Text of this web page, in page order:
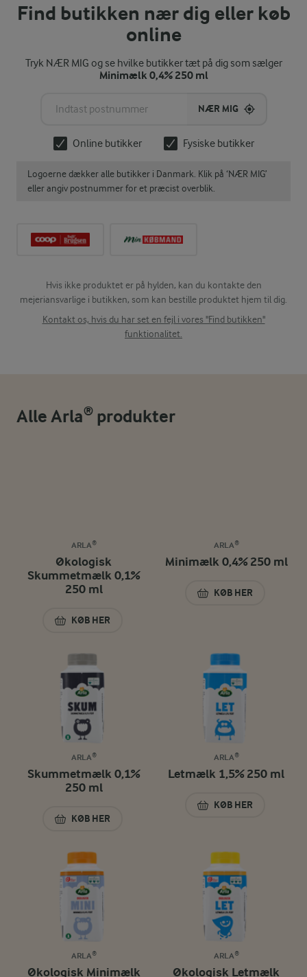
Find butikken nær dig eller køb
online
Tryk NÆR MIG og se hvilke butikker tæt på dig som sælger
Minimælk 0,4% 250 ml
NÆR MIG
Online butikker Fysiske butikker
Logoerne dækker alle butikker i Danmark. Klik på ‘NÆR MIG’
eller angiv postnummer for et præcist overblik.
Hvis ikke produktet er på hylden, kan du kontakte den
mejeriansvarlige i butikken, som kan bestille produktet hjem til dig.
Kontakt os, hvis du har set en fejl i vores "Find butikken"
funktionalitet.
Alle Arla® produkter
ARLA®
Økologisk
Skummetmælk 0,1%
250 ml
KØB HER
ØKOLOGISK SKUMMETMÆLK 0,1% 250 ML
ARLA®
Minimælk 0,4% 250 ml
KØB HER
MINIMÆLK 0,4%
ARLA®
Skummetmælk 0,1%
250 ml
KØB HER
SKUMMETMÆLK 0,1% 250 ML
ARLA®
Letmælk 1,5% 250 ml
KØB HER
LETMÆLK 1,5%
ARLA®
Økologisk Minimælk
ARLA®
Økologisk Letmælk